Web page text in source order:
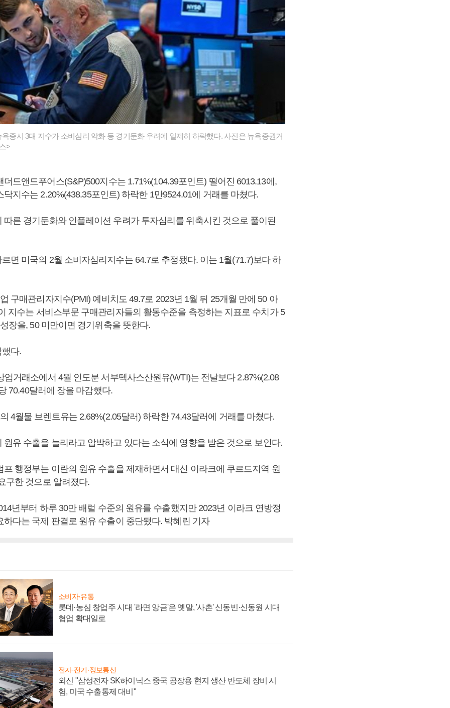
증시 3대 지수가 소비심리 악화 등 경기둔화 우려에 일제히 하락했다. 사진은 뉴욕증권거
>
더드앤드푸어스(S&P)500지수는 1.71%(104.39포인트) 떨어진 6013.13에,
닥지수는 2.20%(438.35포인트) 하락한 1만9524.01에 거래를 마쳤다.
따른 경기둔화와 인플레이션 우려가 투자심리를 위축시킨 것으로 풀이된
면 미국의 2월 소비자심리지수는 64.7로 추정됐다. 이는 1월(71.7)보다 하
구매관리자지수(PMI) 예비치도 49.7로 2023년 1월 뒤 25개월 만에 50 아
지수는 서비스부문 구매관리자들의 활동수준을 측정하는 지표로 수치가 5
장을, 50 미만이면 경기위축을 뜻한다.
다.
업거래소에서 4월 인도분 서부텍사스산원유(WTI)는 전날보다 2.87%(2.08
70.40달러에 장을 마감했다.
4월물 브렌트유는 2.68%(2.05달러) 하락한 74.43달러에 거래를 마쳤다.
원유 수출을 늘리라고 압박하고 있다는 소식에 영향을 받은 것으로 보인다.
프 행정부는 이란의 원유 수출을 제재하면서 대신 이라크에 쿠르드지역 원
구한 것으로 알려졌다.
년부터 하루 30만 배럴 수준의 원유를 수출했지만 2023년 이라크 연방정
하다는 국제 판결로 원유 수출이 중단됐다. 박혜린 기자
소비자·유통
롯데·농심 창업주 시대 '라면 앙금'은 옛말, '사촌' 신동빈·신동원 시대
협업 확대일로
전자·전기·정보통신
외신 "삼성전자 SK하이닉스 중국 공장용 현지 생산 반도체 장비 시
험, 미국 수출통제 대비"